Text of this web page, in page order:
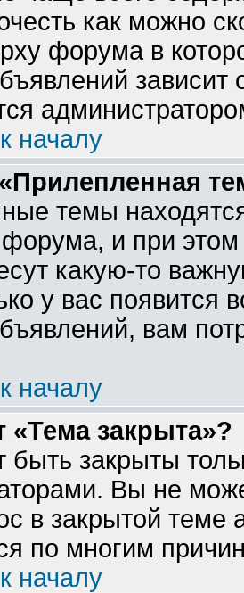
как можно
форума в
зависит
началу
темы
и при
какую-то
у вас появится
вам
началу
«Тема закрыта»?
быть закрыты
Вы не
в закрытой теме
по многим
началу